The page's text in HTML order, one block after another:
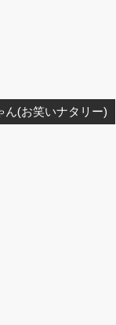
ん(お笑いナタリー)